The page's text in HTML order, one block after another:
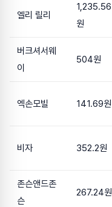
엘리 릴리
1,235.56
원
버크셔서웨
이
504원
엑손모빌 141.69원
비자 352.2원
존슨앤드존
슨
267.24원